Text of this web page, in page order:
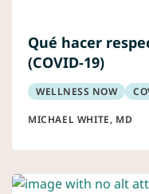
Qué hacer
(COVID-19)
WELLNESS NOW
MICHAEL WHITE, MD